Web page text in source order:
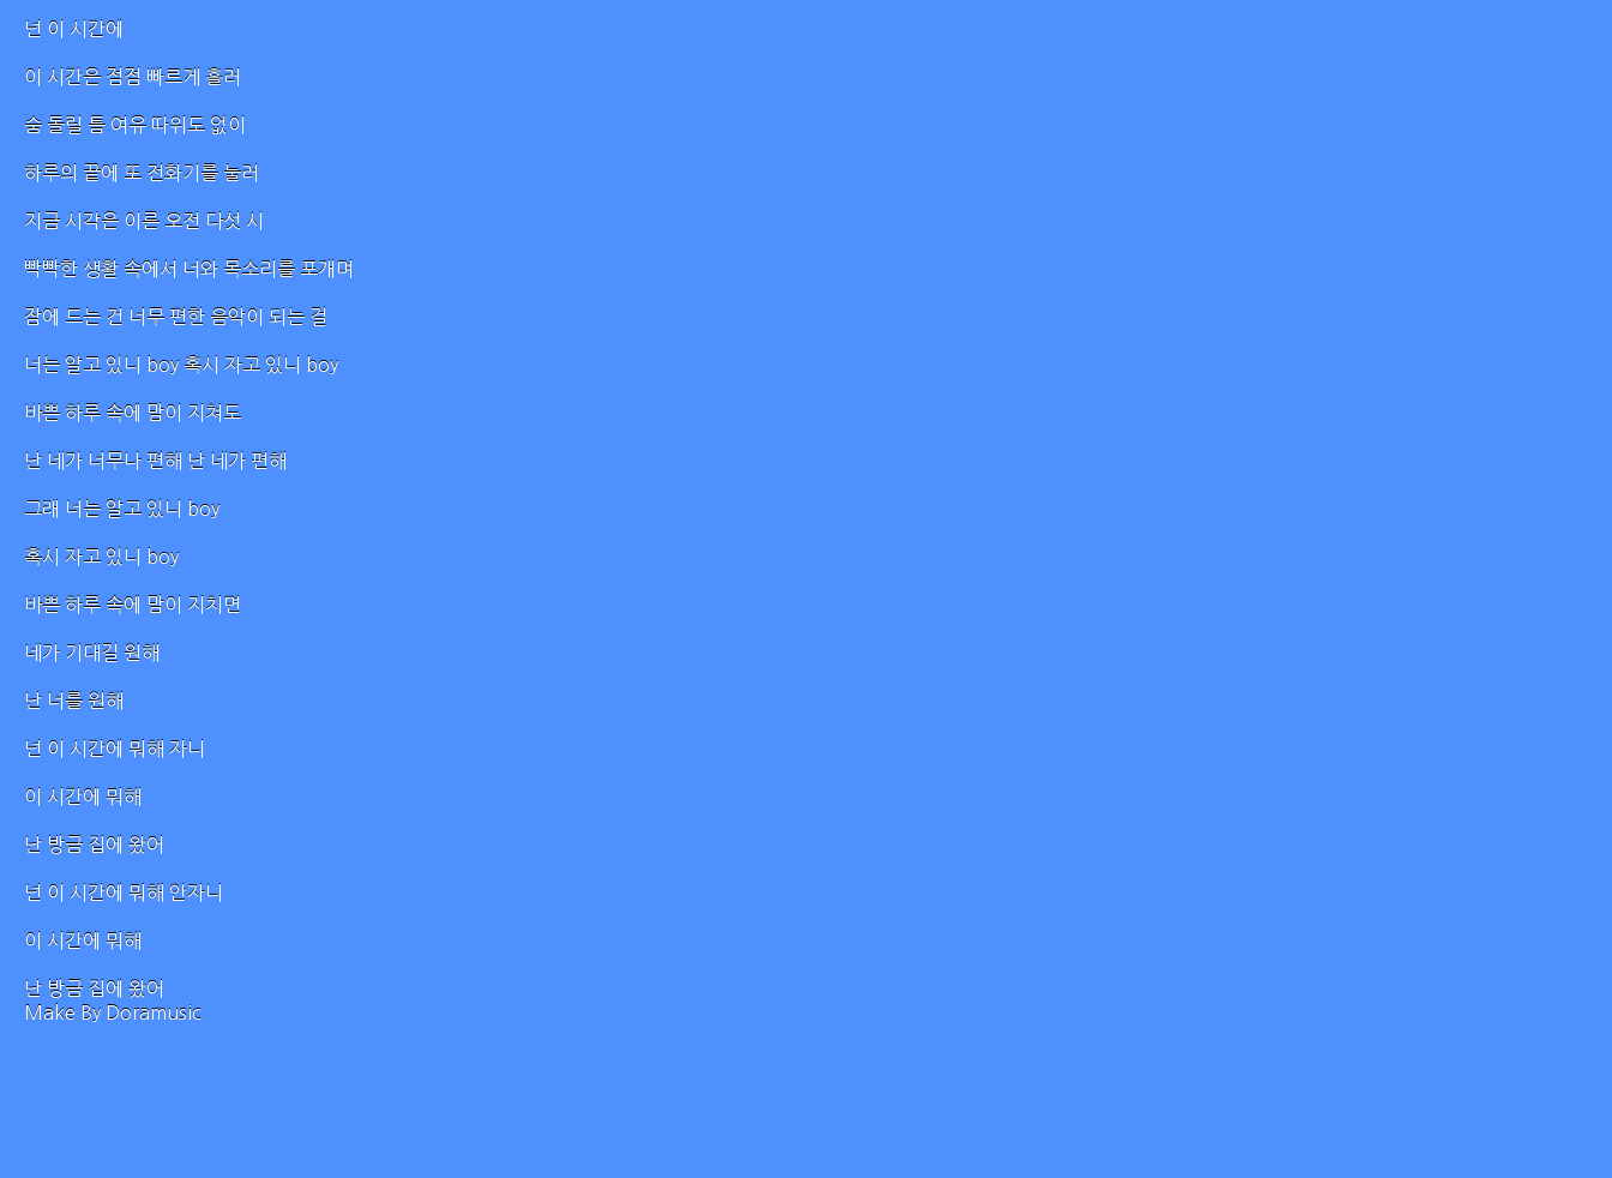
넌 이 시간에
이 시간은 점점 빠르게 흘러
숨 돌릴 틈 여유 따위도 없이
하루의 끝에 또 전화기를 눌러
지금 시각은 이른 오전 다섯 시
빡빡한 생활 속에서 너와 목소리를 포개며
잠에 드는 건 너무 편한 음악이 되는 걸
너는 알고 있니 boy 혹시 자고 있니 boy
바쁜 하루 속에 맘이 지쳐도
난 네가 너무나 편해 난 네가 편해
그래 너는 알고 있니 boy
혹시 자고 있니 boy
바쁜 하루 속에 맘이 지치면
네가 기대길 원해
난 너를 원해
넌 이 시간에 뭐해 자니
이 시간에 뭐해
난 방금 집에 왔어
넌 이 시간에 뭐해 안자니
이 시간에 뭐해
난 방금 집에 왔어
Make By Doramusic